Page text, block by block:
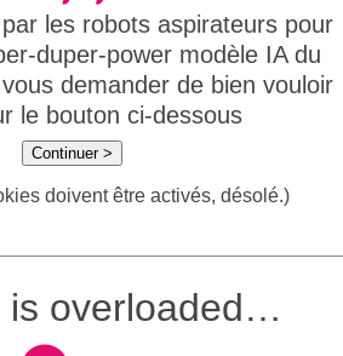
les robots aspirateurs pour
duper-power modèle IA du
demander de bien vouloir
le bouton ci-dessous
Continuer >
doivent être activés, désolé.)
is overloaded…